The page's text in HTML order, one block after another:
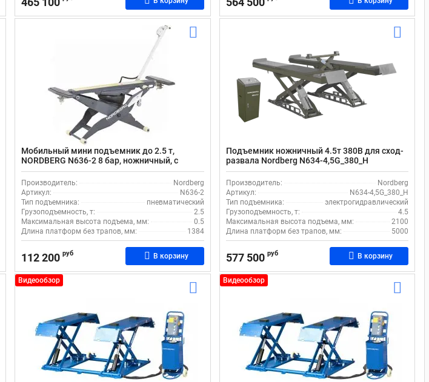
Мобильный мини подъемник до 2.5 т,
NORDBERG N636-2 8 бар, ножничный, с
высотой подъема до 0.5 м
Производитель:
Nordberg
Артикул:
N636-2
Тип подъемника:
пневматический
Грузоподъемность, т:
2.5
Максимальная высота подъема, мм:
0.5
Длина платформ без трапов, мм:
1384
112 200 руб В корзину
Подъемник ножничный 4.5т 380В для сход-
развала Nordberg N634-4,5G_380_H
электрогидравлический
Производитель:
Nordberg
Артикул:
N634-4,5G_380_H
Тип подъемника:
электрогидравлический
Грузоподъемность, т:
4.5
Максимальная высота подъема, мм:
2100
Длина платформ без трапов, мм:
5000
577 500 руб В корзину
Видеообзор Видеообзор